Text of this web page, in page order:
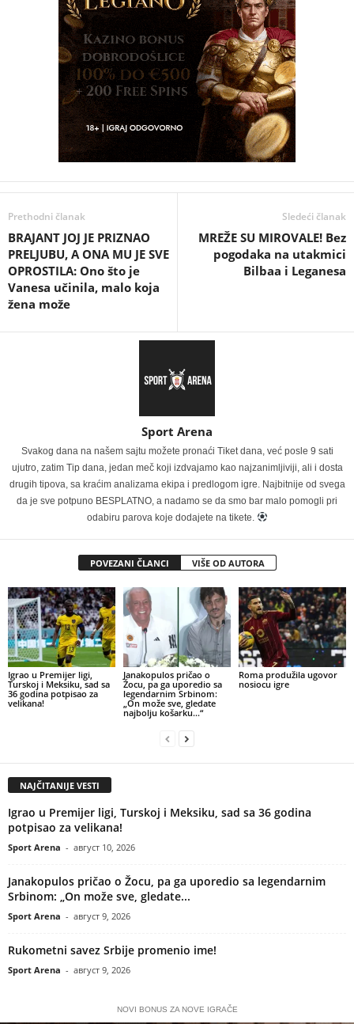
Prethodni članak
BRAJANT JOJ JE PRIZNAO
PRELJUBU, A ONA MU JE SVE
OPROSTILA: Ono što je
Vanesa učinila, malo koja
žena može
Sledeći članak
MREŽE SU MIROVALE! Bez
pogodaka na utakmici
Bilbaa i Leganesa
Sport Arena
Svakog dana na našem sajtu možete pronaći Tiket dana, već posle 9 sati
ujutro, zatim Tip dana, jedan meč koji izdvajamo kao najzanimljiviji, ali i dosta
drugih tipova, sa kraćim analizama ekipa i predlogom igre. Najbitnije od svega
da je sve potpuno BESPLATNO, a nadamo se da smo bar malo pomogli pri
odabiru parova koje dodajete na tikete.
POVEZANI ČLANCI VIŠE OD AUTORA
Igrao u Premijer ligi,
Turskoj i Meksiku, sad sa
36 godina potpisao za
velikana!
Janakopulos pričao o
Žocu, pa ga uporedio sa
legendarnim Srbinom:
„On može sve, gledate
najbolju košarku…“
Roma produžila ugovor
nosiocu igre
NAJČITANIJE VESTI
Igrao u Premijer ligi, Turskoj i Meksiku, sad sa 36 godina
potpisao za velikana!
Sport Arena - август 10, 2026
Janakopulos pričao o Žocu, pa ga uporedio sa legendarnim
Srbinom: „On može sve, gledate...
Sport Arena - август 9, 2026
Rukometni savez Srbije promenio ime!
Sport Arena - август 9, 2026
NOVI BONUS ZA NOVE IGRAČE